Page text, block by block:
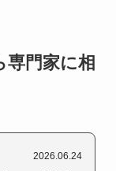
専門家に相
2026.06.24